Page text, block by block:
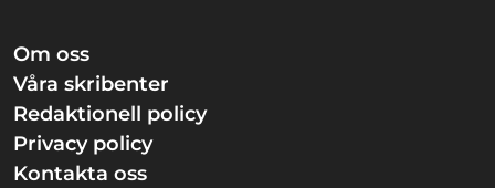
Om oss
Våra skribenter
Redaktionell policy
Privacy policy
Kontakta oss